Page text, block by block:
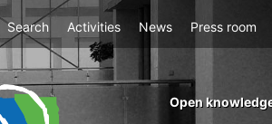
Search Activities News Press room
menu
Open